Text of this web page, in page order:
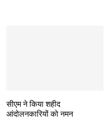
सीएम ने किया शहीद
आंदोलनकारियों को नमन